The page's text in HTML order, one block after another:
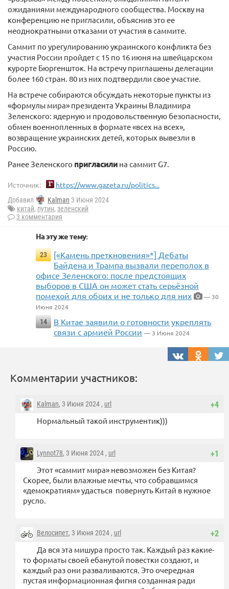
ожиданиями международного сообщества. Москву на
конференцию не пригласили, объяснив это ее
неоднократными отказами от участия в саммите.
Саммит по урегулированию украинского конфликта без
участия России пройдет с 15 по 16 июня на швейцарском
курорте Бюргеншток. На встречу приглашены делегации
более 160 стран. 80 из них подтвердили свое участие.
На встрече собираются обсуждать некоторые пункты из
«формулы мира» президента Украины Владимира
Зеленского: ядерную и продовольственную безопасности,
обмен военнопленных в формате «всех на всех»,
возвращение украинских детей, которых вывезли в
Россию.
Ранее Зеленского пригласили на саммит G7.
Источник: https://www.gazeta.ru/politics...
Добавил Kalman 3 Июня 2024
китай, путин, зеленский
3 комментария
На эту же тему:
23
[«Камень преткновения»*] Дебаты
Байдена и Трампа вызвали переполох в
офисе Зеленского: после предстоящих
выборов в США он может стать серьёзной
помехой для обоих и не только для них
— 30
Июня 2024
14
В Китае заявили о готовности укреплять
связи с армией России — 3 Июня 2024
Комментарии участников:
+4
Kalman, 3 Июня 2024 , url
Нормальный такой инструментик)))
+1
Lynnot78, 3 Июня 2024 , url
Этот «саммит мира» невозможен без Китая?
Скорее, были влажные мечты, что собравшимся
«демократиям» удасться повернуть Китай в нужное
русло.
+2
Велосипет, 3 Июня 2024 , url
Да вся эта мишура просто так. Каждый раз какие-
то форматы своей ебанутой повестки создают, и
каждый раз они разваливаются. Это очередная
пустая информационная фигня созданная ради